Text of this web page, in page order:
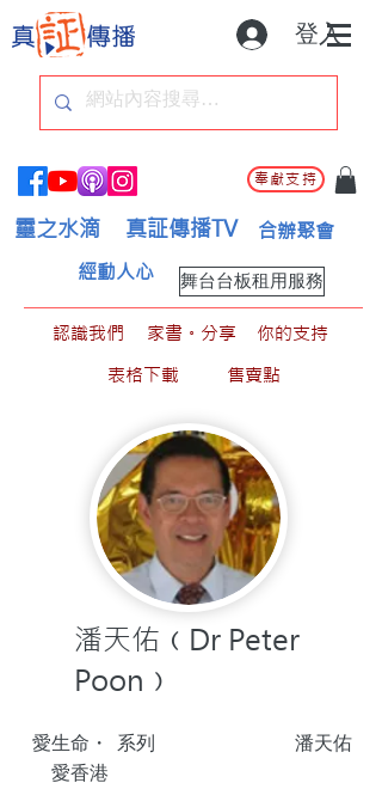
登入
奉獻支持
靈之水滴 真証傳播TV 合辦聚會
舞台台板租用服務
經動人心
認識我們 家書。分享
你的支持
表格下載
售賣點
潘天佑﹙Dr Peter
Poon﹚
潘天佑
愛生命・
愛香港
系列